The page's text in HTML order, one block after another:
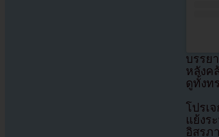
บรรย
หลังค
ดูทั้งท
โปรเ
แย้ง
อิสรภ